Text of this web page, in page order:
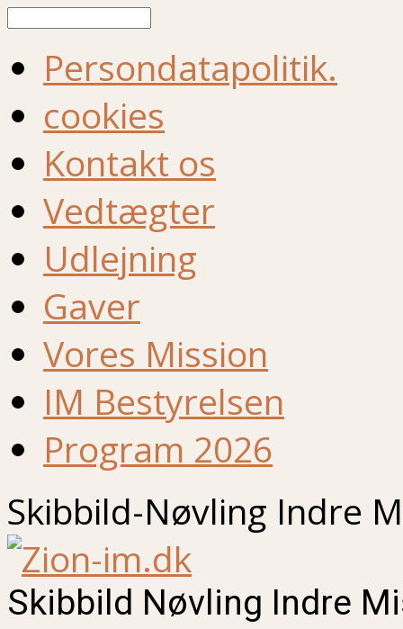
Persondatapolitik.
cookies
Kontakt os
Vedtægter
Udlejning
Gaver
Vores Mission
IM Bestyrelsen
Program 2026
Skibbild-Nøvling Indre
Skibbild Nøvling Indre